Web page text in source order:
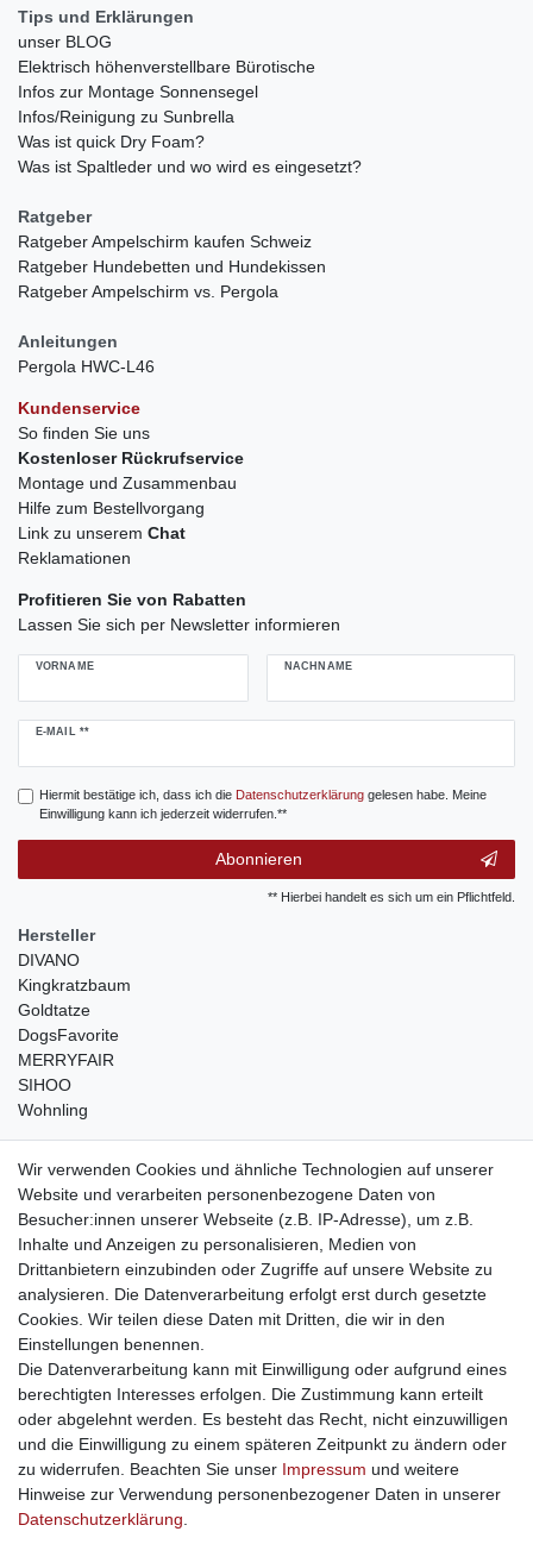
Tips und Erklärungen
unser BLOG
Elektrisch höhenverstellbare Bürotische
Infos zur Montage Sonnensegel
Infos/Reinigung zu Sunbrella
Was ist quick Dry Foam?
Was ist Spaltleder und wo wird es eingesetzt?
Ratgeber
Ratgeber Ampelschirm kaufen Schweiz
Ratgeber Hundebetten und Hundekissen
Ratgeber Ampelschirm vs. Pergola
Anleitungen
Pergola HWC-L46
Kundenservice
So finden Sie uns
Kostenloser Rückrufservice
Montage und Zusammenbau
Hilfe zum Bestellvorgang
Link zu unserem Chat
Reklamationen
Profitieren Sie von Rabatten
Lassen Sie sich per Newsletter informieren
VORNAME NACHNAME
E-MAIL **
Newsletter
Hiermit bestätige ich, dass ich die Daten­schutz­erklärunggelesen habe. Meine
Einwilligung kann ich jederzeit widerrufen.**
Abonnieren
** Hierbei handelt es sich um ein Pflichtfeld.
Hersteller
DIVANO
Kingkratzbaum
Goldtatze
DogsFavorite
MERRYFAIR
SIHOO
Wohnling
weitere Shops
traumlampen- Lampen und Kronleuchter
kinderwagencenter- Exklusive und günstige Kinderwagen
gastrogeraete24- alles für Gastronomie und Imbiss
soziale Medien
Facebook
sicher einkaufen
Sichere Bestellung und Zahlung via SSL Verschlüsselung
Wir verwenden Cookies und ähnliche Technologien auf unserer
Website und verarbeiten personenbezogene Daten von
Besucher:innen unserer Webseite (z.B. IP-Adresse), um z.B.
Inhalte und Anzeigen zu personalisieren, Medien von
Drittanbietern einzubinden oder Zugriffe auf unsere Website zu
analysieren. Die Datenverarbeitung erfolgt erst durch gesetzte
Cookies. Wir teilen diese Daten mit Dritten, die wir in den
Einstellungen benennen.
Die Datenverarbeitung kann mit Einwilligung oder aufgrund eines
berechtigten Interesses erfolgen. Die Zustimmung kann erteilt
oder abgelehnt werden. Es besteht das Recht, nicht einzuwilligen
und die Einwilligung zu einem späteren Zeitpunkt zu ändern oder
zu widerrufen. Beachten Sie unser Impressum und weitere
Hinweise zur Verwendung personenbezogener Daten in unserer
Daten­schutz­erklärung